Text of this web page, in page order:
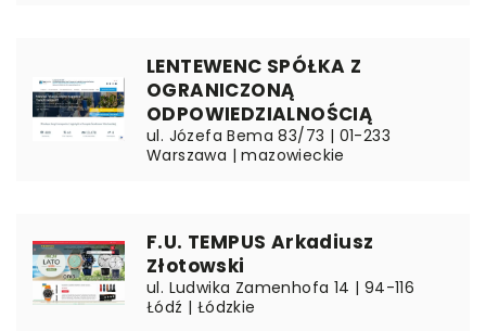
LENTEWENC SPÓŁKA Z
OGRANICZONĄ
ODPOWIEDZIALNOŚCIĄ
ul. Józefa Bema 83/73 | 01-233
Warszawa | mazowieckie
F.U. TEMPUS Arkadiusz
Złotowski
ul. Ludwika Zamenhofa 14 | 94-116
Łódź | Łódzkie